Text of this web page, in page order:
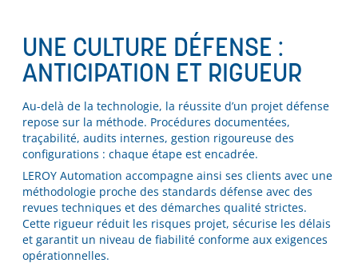
UNE CULTURE DÉFENSE :
ANTICIPATION ET RIGUEUR
Au-delà de la technologie, la réussite d’un projet défense
repose sur la méthode. Procédures documentées,
traçabilité, audits internes, gestion rigoureuse des
configurations : chaque étape est encadrée.
LEROY Automation accompagne ainsi ses clients avec une
méthodologie proche des standards défense avec des
revues techniques et des démarches qualité strictes.
Cette rigueur réduit les risques projet, sécurise les délais
et garantit un niveau de fiabilité conforme aux exigences
opérationnelles.